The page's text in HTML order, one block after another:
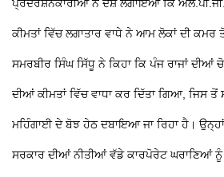
ਪ੍ਰਦਰਸ਼ਨਕਾਰੀਆਂ ਨੇ ਦੋਸ਼ ਲਗਾਇਆ ਕਿ
ਕੀਮਤਾਂ ਵਿੱਚ ਲਗਾਤਾਰ ਵਾਧੇ ਨੇ ਆਮ ਲੋਕਾਂ ਦੀ ਕਮਰ
ਸਮਰਬੀਰ ਸਿੰਘ ਸਿੱਧੂ ਨੇ ਕਿਹਾ ਕਿ ਪੰਜ ਰਾਜਾਂ
ਦੀਆਂ ਕੀਮਤਾਂ ਵਿੱਚ ਵਾਧਾ ਕਰ ਦਿੱਤਾ ਗਿਆ, ਜਿਸ ਤੋਂ
ਮਹਿੰਗਾਈ ਦੇ ਬੋਝ ਹੇਠ ਦਬਾਇਆ ਜਾ ਰਿਹਾ ਹੈ।
ਸਰਕਾਰ ਦੀਆਂ ਨੀਤੀਆਂ ਵੱਡੇ ਕਾਰਪੋਰੇਟ ਘਰਾਣਿਆਂ ਨੂੰ